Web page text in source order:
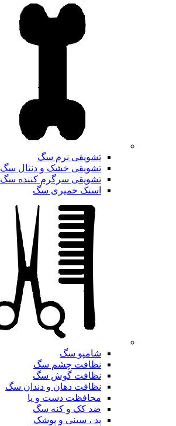
تشویقی نرم سگ
تشویقی خشک و دنتال سگ
تشویقی سرگرم کننده سگ
اسنک خمیری سگ
شامپو سگ
نظافت چشم سگ
نظافت گوش سگ
نظافت دهان و دندان سگ
محافظت دست و پا
ضد کک و کنه سگ
پد ، سینی و پوشک